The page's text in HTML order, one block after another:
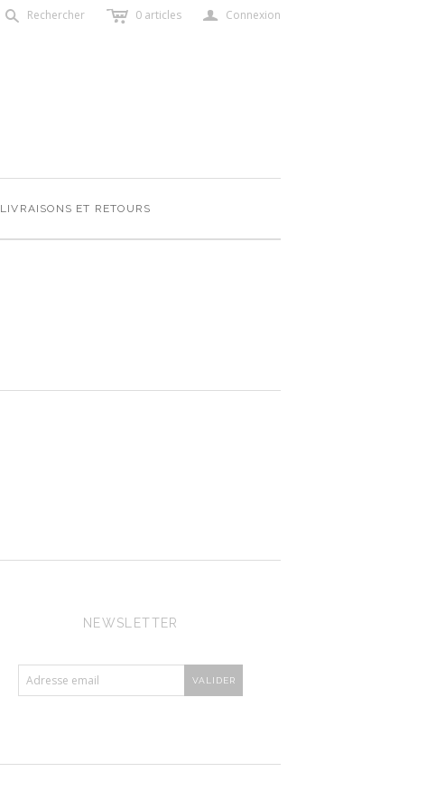
s Rechercher c 0 articles a Connexion
LIVRAISONS ET RETOURS
NEWSLETTER